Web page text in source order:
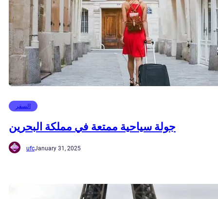
السفر
جولة سياحية ممتعة في مملكة البحرين
ufcJanuary 31, 2025